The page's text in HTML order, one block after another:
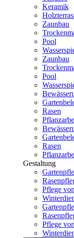
Keramik
Zaunbau
Pool
Zaunbau
Pool
Rasen
Rasen
Gestaltung
Pflege
Pflege